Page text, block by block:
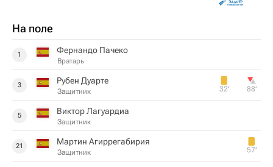
На поле
1 Фернандо Пачеко
Вратарь
3 Рубен Дуарте
Защитник 32‎’‎ 88‎’‎
5 Виктор Лагуардиа
Защитник
21 Мартин Агиррегабирия
Защитник 57‎’‎